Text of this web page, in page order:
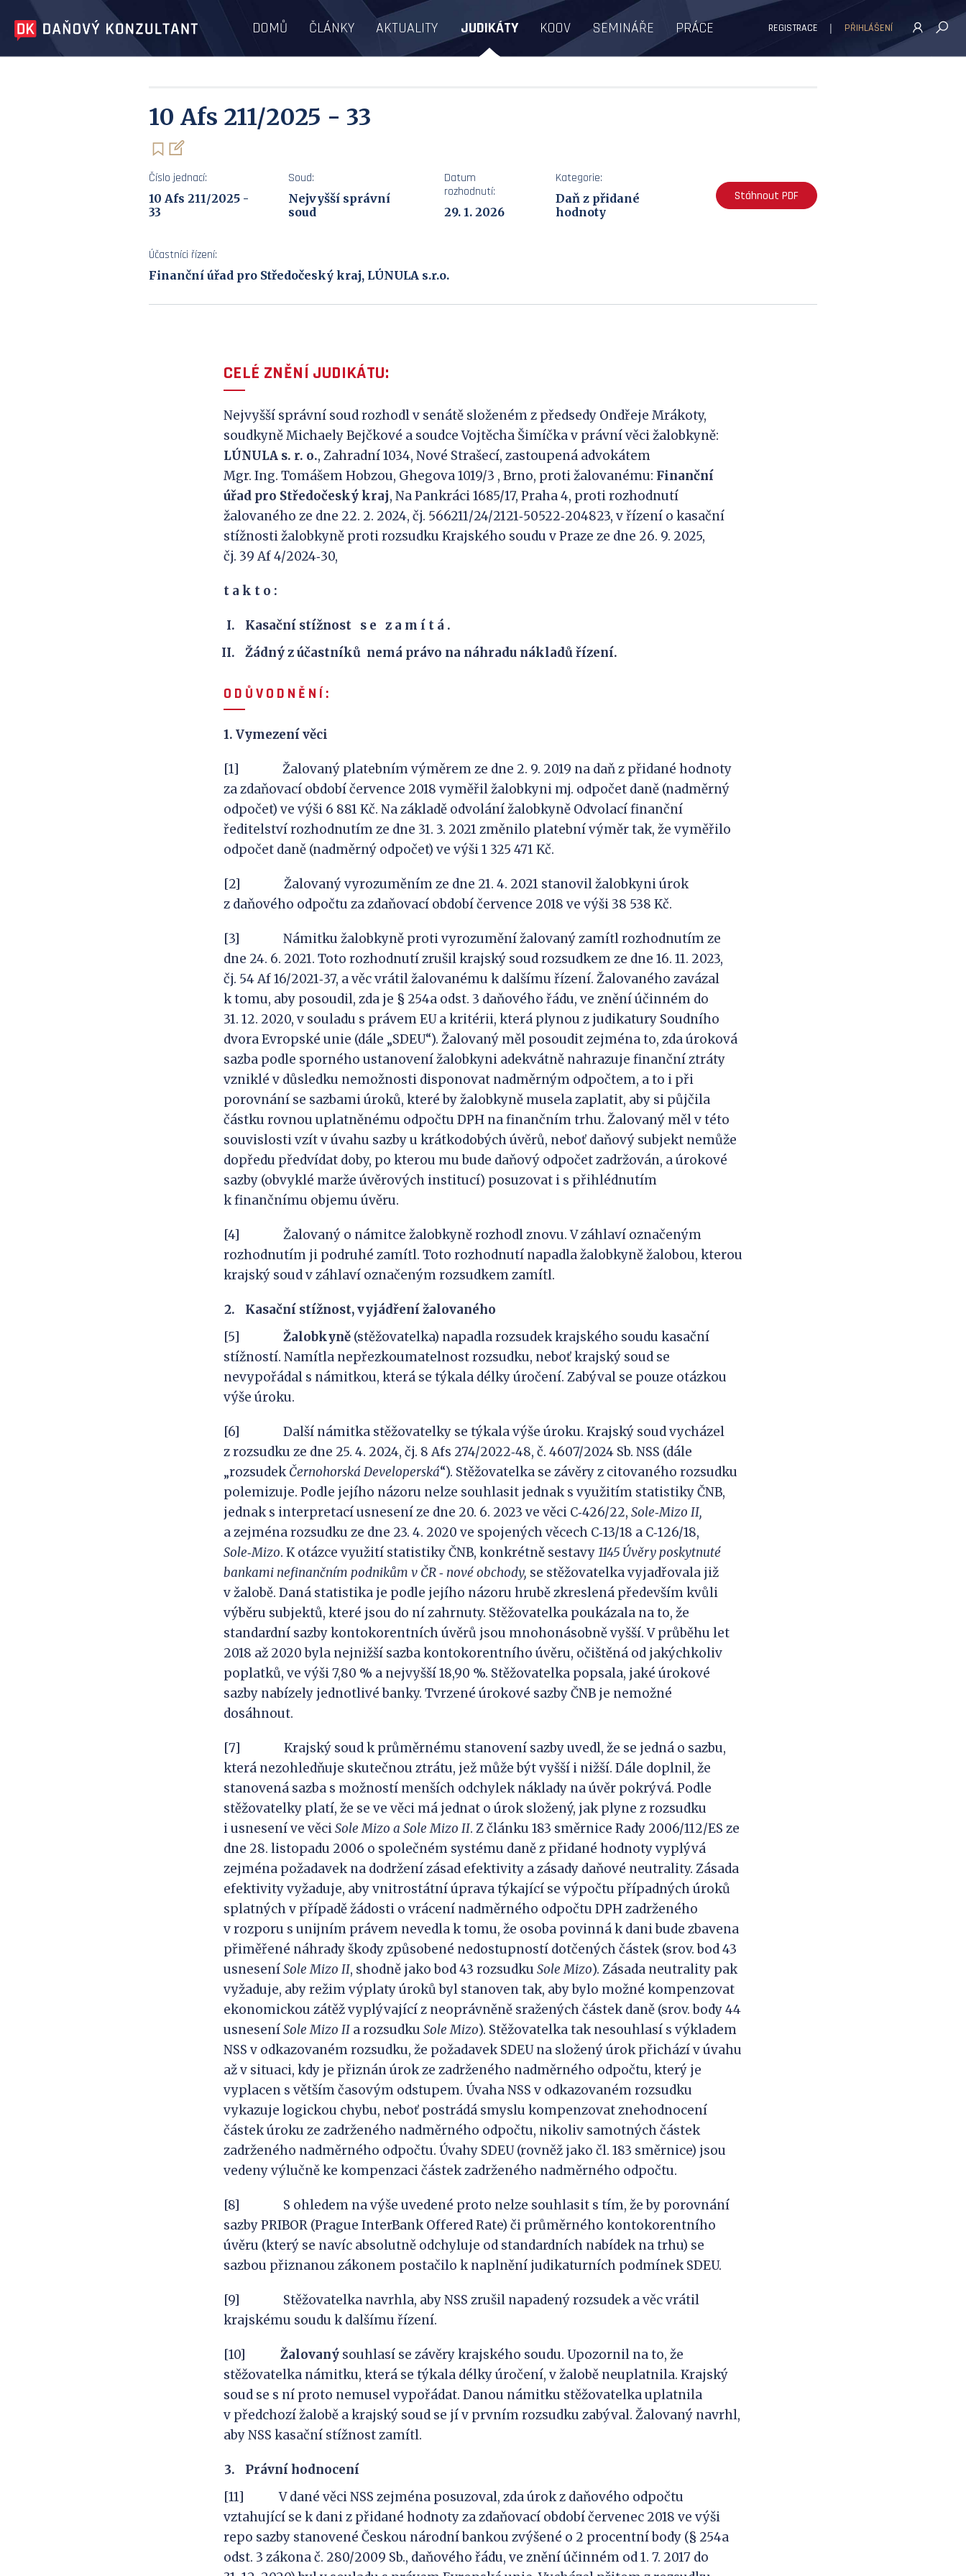
DOMŮ ČLÁNKY AKTUALITY JUDIKÁTY KOOV SEMINÁŘE PRÁCE REGISTRACE PŘIHLÁŠENÍ
10 Afs 211/2025 - 33
Číslo jednací:
10 Afs 211/2025 -
33
Soud:
Nejvyšší správní
soud
Datum
rozhodnutí:
29. 1. 2026
Kategorie:
Daň z přidané
hodnoty
Stáhnout PDF
Účastníci řízení:
Finanční úřad pro Středočeský kraj, LÚNULA s.r.o.
CELÉ ZNĚNÍ JUDIKÁTU:
Nejvyšší správní soud rozhodl v senátě složeném z předsedy Ondřeje Mrákoty,
soudkyně Michaely Bejčkové a soudce Vojtěcha Šimíčka v právní věci žalobkyně:
LÚNULA s. r. o., Zahradní 1034, Nové Strašecí, zastoupená advokátem
Mgr. Ing. Tomášem Hobzou, Ghegova 1019/3 , Brno, proti žalovanému: Finanční
úřad pro Středočeský kraj, Na Pankráci 1685/17, Praha 4, proti rozhodnutí
žalovaného ze dne 22. 2. 2024, čj. 566211/24/2121‑50522‑204823, v řízení o kasační
stížnosti žalobkyně proti rozsudku Krajského soudu v Praze ze dne 26. 9. 2025,
čj. 39 Af 4/2024‑30,
t a k t o :
Kasační stížnost s e z a m í t á .
Žádný z účastníků nemá právo na náhradu nákladů řízení.
O D Ů VO D N Ě N Í :
1. Vymezenívěci
[1] Žalovaný platebním výměrem ze dne 2. 9. 2019 na daň z přidané hodnoty
za zdaňovací období července 2018 vyměřil žalobkyni mj. odpočet daně (nadměrný
odpočet) ve výši 6 881 Kč. Na základě odvolání žalobkyně Odvolací finanční
ředitelství rozhodnutím ze dne 31. 3. 2021 změnilo platební výměr tak, že vyměřilo
odpočet daně (nadměrný odpočet) ve výši 1 325 471 Kč.
[2] Žalovaný vyrozuměním ze dne 21. 4. 2021 stanovil žalobkyni úrok
z daňového odpočtu za zdaňovací období července 2018 ve výši 38 538 Kč.
[3] Námitku žalobkyně proti vyrozumění žalovaný zamítl rozhodnutím ze
dne 24. 6. 2021. Toto rozhodnutí zrušil krajský soud rozsudkem ze dne 16. 11. 2023,
čj. 54 Af 16/2021‑37, a věc vrátil žalovanému k dalšímu řízení. Žalovaného zavázal
k tomu, aby posoudil, zda je § 254a odst. 3 daňového řádu, ve znění účinném do
31. 12. 2020, v souladu s právem EU a kritérii, která plynou z judikatury Soudního
dvora Evropské unie (dále „SDEU“). Žalovaný měl posoudit zejména to, zda úroková
sazba podle sporného ustanovení žalobkyni adekvátně nahrazuje finanční ztráty
vzniklé v důsledku nemožnosti disponovat nadměrným odpočtem, a to i při
porovnání se sazbami úroků, které by žalobkyně musela zaplatit, aby si půjčila
částku rovnou uplatněnému odpočtu DPH na finančním trhu. Žalovaný měl v této
souvislosti vzít v úvahu sazby u krátkodobých úvěrů, neboť daňový subjekt nemůže
dopředu předvídat doby, po kterou mu bude daňový odpočet zadržován, a úrokové
sazby (obvyklé marže úvěrových institucí) posuzovat i s přihlédnutím
k finančnímu objemu úvěru.
[4] Žalovaný o námitce žalobkyně rozhodl znovu. V záhlaví označeným
rozhodnutím ji podruhé zamítl. Toto rozhodnutí napadla žalobkyně žalobou, kterou
krajský soud v záhlaví označeným rozsudkem zamítl.
Kasační stížnost, vyjádření žalovaného
[5] Žalobkyně (stěžovatelka) napadla rozsudek krajského soudu kasační
stížností. Namítla nepřezkoumatelnost rozsudku, neboť krajský soud se
nevypořádal s námitkou, která se týkala délky úročení. Zabýval se pouze otázkou
výše úroku.
[6] Další námitka stěžovatelky se týkala výše úroku. Krajský soud vycházel
z rozsudku ze dne 25. 4. 2024, čj. 8 Afs 274/2022‑48, č. 4607/2024 Sb. NSS (dále
„rozsudekČernohorská Developerská“). Stěžovatelka se závěry z citovaného rozsudku
polemizuje. Podle jejího názoru nelze souhlasit jednak s využitím statistiky ČNB,
jednak s interpretací usnesení ze dne 20. 6. 2023 ve věci C‑426/22, Sole‑Mizo II,
a zejména rozsudku ze dne 23. 4. 2020 ve spojených věcech C‑13/18 a C‑126/18,
Sole‑Mizo. K otázce využití statistiky ČNB, konkrétně sestavy1145 Úvěry poskytnuté
bankami nefinančním podnikům v ČR‑ nové obchody, se stěžovatelka vyjadřovala již
v žalobě. Daná statistika je podle jejího názoru hrubě zkreslená především kvůli
výběru subjektů, které jsou do ní zahrnuty. Stěžovatelka poukázala na to, že
standardní sazby kontokorentních úvěrů jsou mnohonásobně vyšší. V průběhu let
2018 až 2020 byla nejnižší sazba kontokorentního úvěru, očištěná od jakýchkoliv
poplatků, ve výši 7,80 % a nejvyšší 18,90 %. Stěžovatelka popsala, jaké úrokové
sazby nabízely jednotlivé banky. Tvrzené úrokové sazby ČNB je nemožné
dosáhnout.
[7] Krajský soud k průměrnému stanovení sazby uvedl, že se jedná o sazbu,
která nezohledňuje skutečnou ztrátu, jež může být vyšší i nižší. Dále doplnil, že
stanovená sazba s možností menších odchylek náklady na úvěr pokrývá. Podle
stěžovatelky platí, že se ve věci má jednat o úrok složený, jak plyne z rozsudku
i usnesení ve věciSoleMizo a SoleMizo II. Z článku 183 směrnice Rady 2006/112/ES ze
dne 28. listopadu 2006 o společném systému daně z přidané hodnoty vyplývá
zejména požadavek na dodržení zásad efektivity a zásady daňové neutrality. Zásada
efektivity vyžaduje, aby vnitrostátní úprava týkající se výpočtu případných úroků
splatných v případě žádosti o vrácení nadměrného odpočtu DPH zadrženého
v rozporu s unijním právem nevedla k tomu, že osoba povinná k dani bude zbavena
přiměřené náhrady škody způsobené nedostupností dotčených částek (srov. bod 43
usneseníSoleMizo II, shodně jako bod 43 rozsudku SoleMizo). Zásada neutrality pak
vyžaduje, aby režim výplaty úroků byl stanoven tak, aby bylo možné kompenzovat
ekonomickou zátěž vyplývající z neoprávněně sražených částek daně (srov. body 44
usneseníSoleMizo II a rozsudku SoleMizo). Stěžovatelka tak nesouhlasí s výkladem
NSS v odkazovaném rozsudku, že požadavek SDEU na složený úrok přichází v úvahu
až v situaci, kdy je přiznán úrok ze zadrženého nadměrného odpočtu, který je
vyplacen s větším časovým odstupem. Úvaha NSS v odkazovaném rozsudku
vykazuje logickou chybu, neboť postrádá smyslu kompenzovat znehodnocení
částek úroku ze zadrženého nadměrného odpočtu, nikoliv samotných částek
zadrženého nadměrného odpočtu. Úvahy SDEU (rovněž jako čl. 183 směrnice) jsou
vedeny výlučně ke kompenzaci částek zadrženého nadměrného odpočtu.
[8] S ohledem na výše uvedené proto nelze souhlasit s tím, že by porovnání
sazby PRIBOR (Prague InterBank Offered Rate) či průměrného kontokorentního
úvěru (který se navíc absolutně odchyluje od standardních nabídek na trhu) se
sazbou přiznanou zákonem postačilo k naplnění judikaturních podmínek SDEU.
[9] Stěžovatelka navrhla, aby NSS zrušil napadený rozsudek a věc vrátil
krajskému soudu k dalšímu řízení.
[10] Žalovaný souhlasí se závěry krajského soudu. Upozornil na to, že
stěžovatelka námitku, která se týkala délky úročení, v žalobě neuplatnila. Krajský
soud se s ní proto nemusel vypořádat. Danou námitku stěžovatelka uplatnila
v předchozí žalobě a krajský soud se jí v prvním rozsudku zabýval. Žalovaný navrhl,
aby NSS kasační stížnost zamítl.
Právní hodnocení
[11] V dané věci NSS zejména posuzoval, zda úrok z daňového odpočtu
vztahující se k dani z přidané hodnoty za zdaňovací období červenec 2018 ve výši
repo sazby stanovené Českou národní bankou zvýšené o 2 procentní body (§ 254a
odst. 3 zákona č. 280/2009 Sb., daňového řádu, ve znění účinném od 1. 7. 2017 do